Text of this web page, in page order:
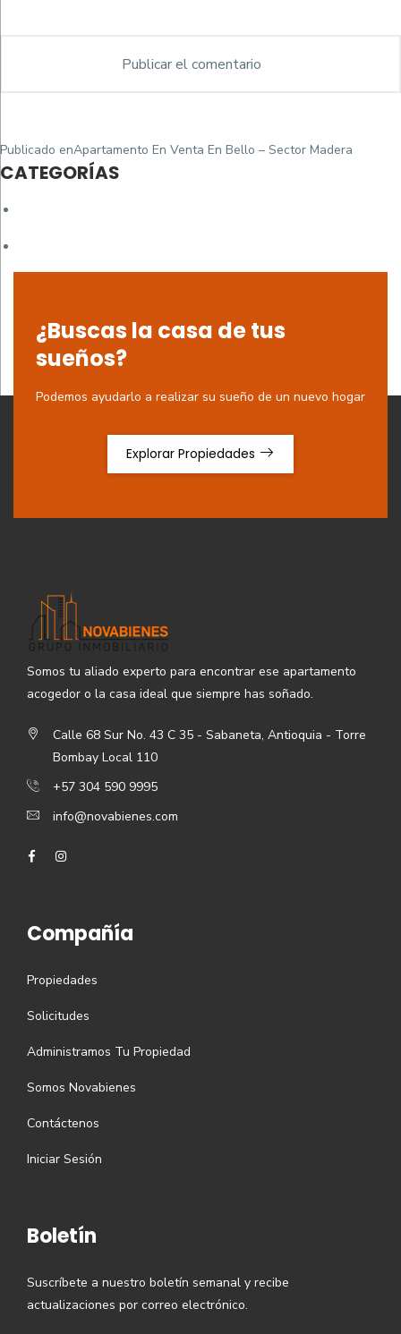
Navegación
de
Publicado enApartamento En Venta En Bello – Sector Madera
CATEGORÍAS
¿Buscas la casa de tus
sueños?
Podemos ayudarlo a realizar su sueño de un nuevo hogar
Explorar Propiedades
Somos tu aliado experto para encontrar ese apartamento
acogedor o la casa ideal que siempre has soñado.
Calle 68 Sur No. 43 C 35 - Sabaneta, Antioquia - Torre
Bombay Local 110
+57 304 590 9995
info@novabienes.com
Compañía
Propiedades
Solicitudes
Administramos Tu Propiedad
Somos Novabienes
Contáctenos
Iniciar Sesión
Boletín
Suscríbete a nuestro boletín semanal y recibe
actualizaciones por correo electrónico.